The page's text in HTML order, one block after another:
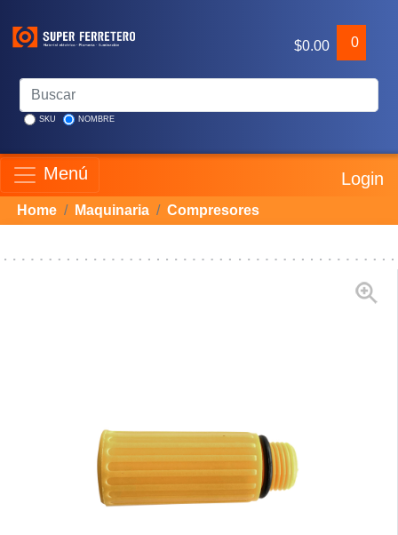
$0.00 0
SKU NOMBRE
Menú Login
Home Maquinaria Compresores